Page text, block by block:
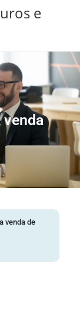
e
venda de